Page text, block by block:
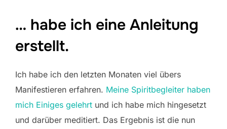
… habe ich eine Anleitung
erstellt.
Ich habe ich den letzten Monaten viel übers
Manifestieren erfahren. Meine Spiritbegleiter haben
mich Einiges gelehrt und ich habe mich hingesetzt
und darüber meditiert. Das Ergebnis ist die nun